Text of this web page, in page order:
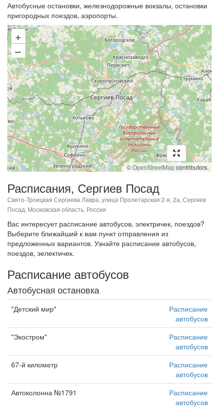
Автобусные остановки, железнодорожные вокзалы, остановки
пригородных поездов, аэропорты.
+
–
©OpenStreetMapcontributors.
Расписания, Сергиев Посад
Свято-Троицкая Сергиева Лавра, улица Пролетарская 2-я, 2а, Сергиев
Посад, Московская область, Россия
Вас интересует расписание автобусов, электричек, поездов?
Выберите ближайший к вам пункт отправления из
предложенных вариантов. Узнайте расписание автобусов,
поездов, эелектичек.
Расписание автобусов
Автобусная остановка
"Детский мир"
Расписание
автобусов
"Экостром"
Расписание
автобусов
67-й километр
Расписание
автобусов
Автоколонна №1791
Расписание
автобусов